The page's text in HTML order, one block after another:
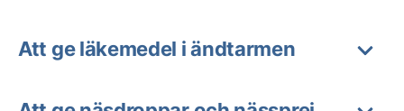
Att ge läkemedel i ändtarmen